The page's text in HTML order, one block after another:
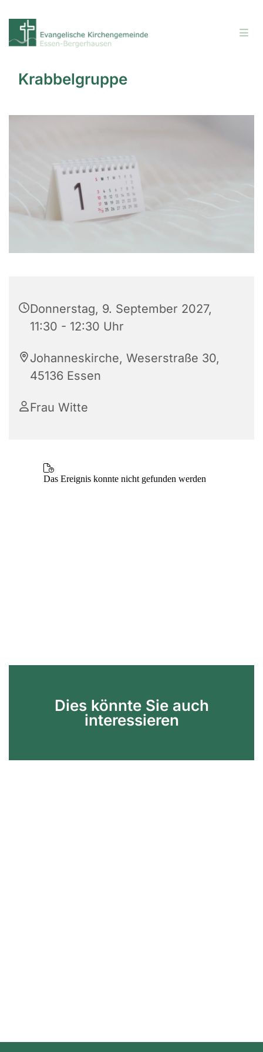
Krabbelgruppe
Donnerstag, 9. September 2027,
11:30 - 12:30 Uhr
Johanneskirche, Weserstraße 30,
45136 Essen
Frau Witte
Dies könnte Sie auch
interessieren